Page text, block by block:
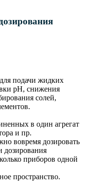
подачи жидких
рН, снижения
солей,
в один агрегат
и пр.
вовремя дозировать
дозирования
приборов одной
пространство.